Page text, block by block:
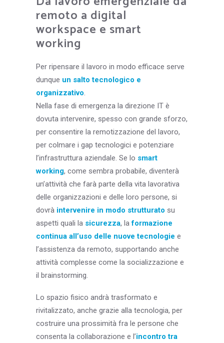
remoto a digital
workspace e smart
working
Per ripensare il lavoro in modo efficace serve
dunque un salto tecnologico e
organizzativo.
Nella fase di emergenza la direzione IT è
dovuta intervenire, spesso con grande sforzo,
per consentire la remotizzazione del lavoro,
per colmare i gap tecnologici e potenziare
l’infrastruttura aziendale. Se lo smart
working, come sembra probabile, diventerà
un’attività che farà parte della vita lavorativa
delle organizzazioni e delle loro persone, si
dovrà intervenire in modo strutturato su
aspetti quali la sicurezza, laformazione
continua all’uso delle nuove tecnologie e
l’assistenza da remoto, supportando anche
attività complesse come la socializzazione e
il brainstorming.
Lo spazio fisico andrà trasformato e
rivitalizzato, anche grazie alla tecnologia, per
costruire una prossimità fra le persone che
consenta la collaborazione e l’incontro tra